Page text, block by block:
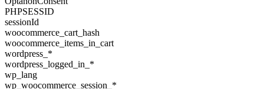
PHPSESSID
sessionId
woocommerce_cart_hash
woocommerce_items_in_cart
wordpress_*
wordpress_logged_in_*
wp_lang
wp_woocommerce_session_*